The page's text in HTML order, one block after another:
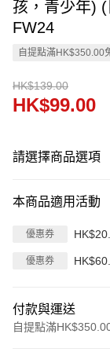
孩，青少年)
FW24
自提點滿HK$350.00
HK$139.00
HK$99.00
請選擇商品選項
本商品適用活動
優惠券
優惠券
付款與運送
自提點滿